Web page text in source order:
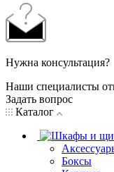
Нужна консультация?
Наши специалисты
Задать вопрос
Каталог
Боксы